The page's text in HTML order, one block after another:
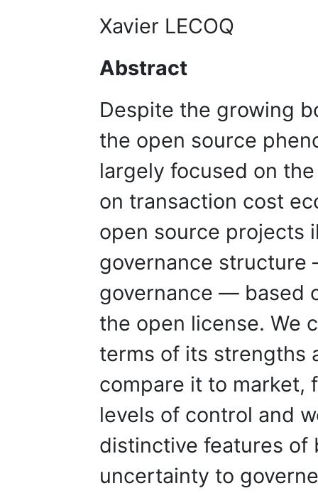
Xavier LECOQ
Abstract
Despite the growing
the open source
largely focused on
on transaction cost
open source projects
governance
governance — based
the open license. We
terms of its strengths
compare it to market,
levels of control and
distinctive features of
uncertainty to